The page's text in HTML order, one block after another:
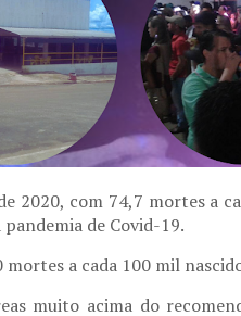
2020, com 74,7 mortes a
de Covid-19.
a cada 100 mil
muito acima do